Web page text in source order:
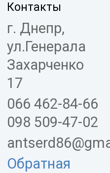
Контакты
г. Днепр,
ул.Генерала
Захарченко
17
066 462-84-66
098 509-47-02
Обратная